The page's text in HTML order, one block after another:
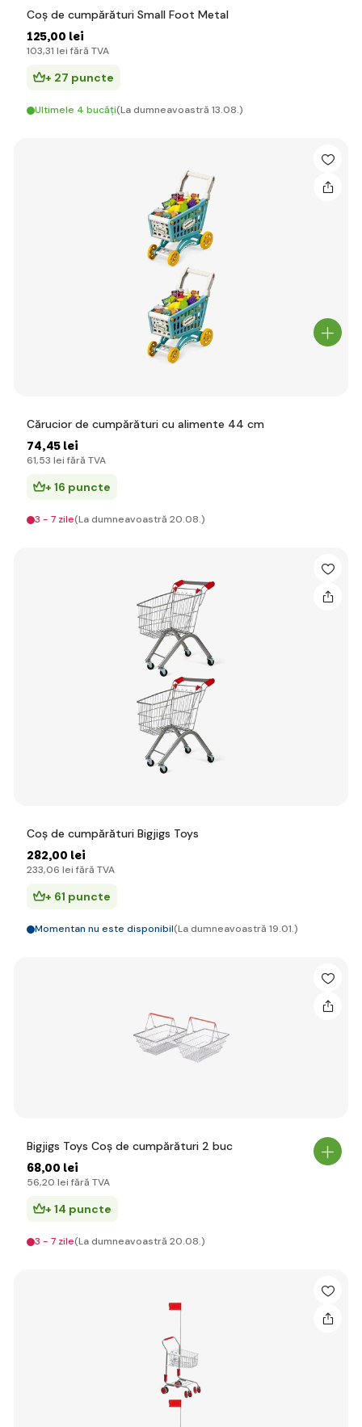
Coș de cumpărături Small Foot Metal
125,00 lei
103,31 lei fără TVA
+ 27 puncte
Ultimele 4 bucăți(La dumneavoastră 13.08.)
Cărucior de cumpărături cu alimente 44 cm
74,45 lei
61,53 lei fără TVA
+ 16 puncte
3 - 7 zile(La dumneavoastră 20.08.)
Coș de cumpărături Bigjigs Toys
282,00 lei
233,06 lei fără TVA
+ 61 puncte
Momentan nu este disponibil(La dumneavoastră 19.01.)
Bigjigs Toys Coș de cumpărături 2 buc
68,00 lei
56,20 lei fără TVA
+ 14 puncte
3 - 7 zile(La dumneavoastră 20.08.)